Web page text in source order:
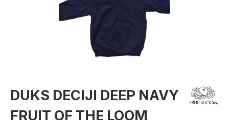
DUKS DECIJI DEEP NAVY
FRUIT OF THE LOOM